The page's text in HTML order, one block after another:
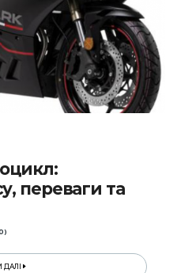
переваги та
ДАЛІ